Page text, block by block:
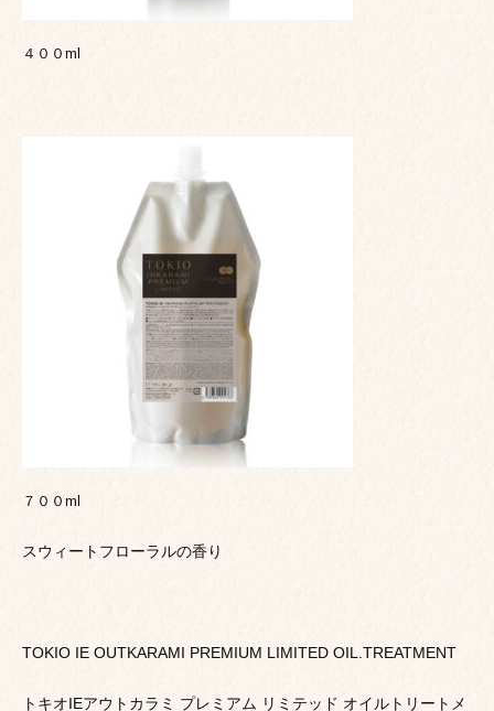
４００ml
７００ml
スウィートフローラルの香り
TOKIO IE OUTKARAMI PREMIUM LIMITED OIL.TREATMENT
トキオIEアウトカラミ プレミアム リミテッド オイルトリートメ